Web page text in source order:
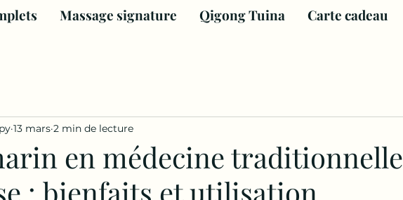
Massage signature Qigong Tuina Carte cadeau
en médecine traditionnelle
: bienfaits et utilisation
13 mars 2 min de lecture